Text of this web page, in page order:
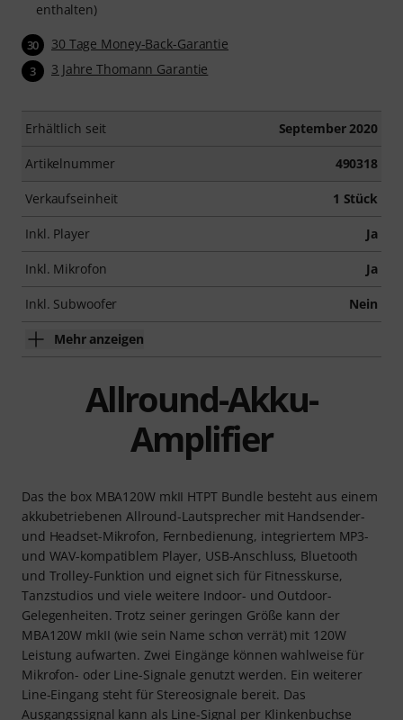
enthalten)
30 30 Tage Money-Back-Garantie
3 3 Jahre Thomann Garantie
Erhältlich seit September 2020
Artikelnummer 490318
Verkaufseinheit 1 Stück
Inkl. Player Ja
Inkl. Mikrofon Ja
Inkl. Subwoofer Nein
Mehr anzeigen
Allround-Akku-
Amplifier
Das the box MBA120W mkII HTPT Bundle besteht aus einem
akkubetriebenen Allround-Lautsprecher mit Handsender-
und Headset-Mikrofon, Fernbedienung, integriertem MP3-
und WAV-kompatiblem Player, USB-Anschluss, Bluetooth
und Trolley-Funktion und eignet sich für Fitnesskurse,
Tanzstudios und viele weitere Indoor- und Outdoor-
Gelegenheiten. Trotz seiner geringen Größe kann der
MBA120W mkII (wie sein Name schon verrät) mit 120W
Leistung aufwarten. Zwei Eingänge können wahlweise für
Mikrofon- oder Line-Signale genutzt werden. Ein weiterer
Line-Eingang steht für Stereosignale bereit. Das
Ausgangssignal kann als Line-Signal per Klinkenbuchse